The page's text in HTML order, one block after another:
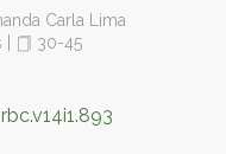
Carla Lima
30-45